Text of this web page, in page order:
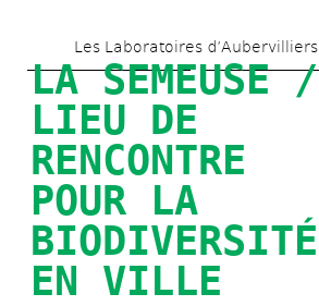
to
main
content
Les Laboratoires d’Aubervilliers
LA SEMEUSE /
LIEU DE
RENCONTRE
POUR LA
BIODIVERSITÉ
EN VILLE